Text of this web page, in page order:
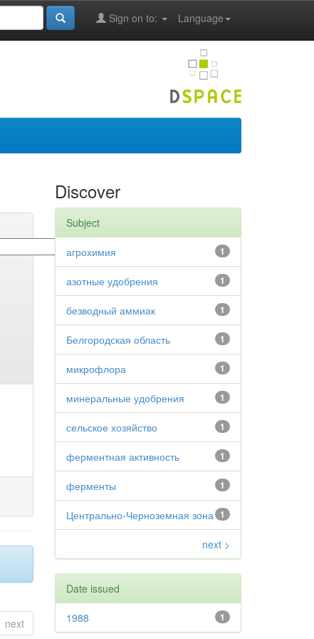
Language
Sign on to:
next
Discover
Subject
1
агрохимия
1
азотные удобрения
1
безводный аммиак
1
Белгородская область
1
микрофлора
1
минеральные удобрения
1
сельское хозяйство
1
ферментная активность
1
ферменты
1
Центрально-Черноземная зона
next >
Date issued
1
1988